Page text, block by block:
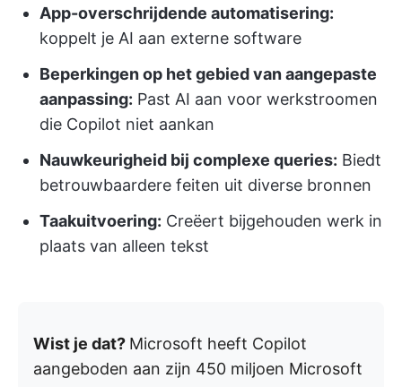
App-overschrijdende automatisering:
koppelt je AI aan externe software
Beperkingen op het gebied van aangepaste
aanpassing: Past AI aan voor werkstroomen
die Copilot niet aankan
Nauwkeurigheid bij complexe queries: Biedt
betrouwbaardere feiten uit diverse bronnen
Taakuitvoering: Creëert bijgehouden werk in
plaats van alleen tekst
Wist je dat? Microsoft heeft Copilot
aangeboden aan zijn 450 miljoen Microsoft